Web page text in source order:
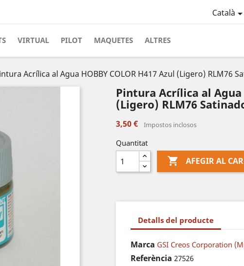
Català
VIRTUAL PILOT MAQUETES ALTRES
Acrílica al Agua HOBBY COLOR H417 Azul (Ligero) RLM76
Pintura Acrílica al Agua
(Ligero) RLM76
3,50 € Impostos inclosos
Quantitat
 AFEGIR AL
Detalls del producte
Marca GSI Creos Corporation
Referència 27526